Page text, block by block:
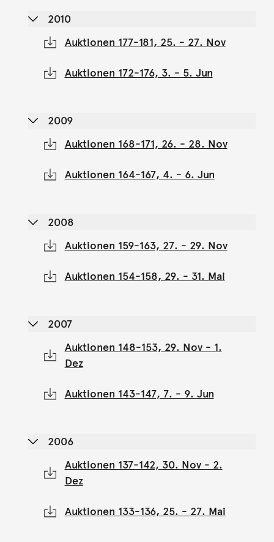
2010
Auktionen 177-181, 25. - 27. Nov
Auktionen 172-176, 3. - 5. Jun
2009
Auktionen 168-171, 26. - 28. Nov
Auktionen 164-167, 4. - 6. Jun
2008
Auktionen 159-163, 27. - 29. Nov
Auktionen 154-158, 29. - 31. Mai
2007
Auktionen 148-153, 29. Nov - 1.
Dez
Auktionen 143-147, 7. - 9. Jun
2006
Auktionen 137-142, 30. Nov - 2.
Dez
Auktionen 133-136, 25. - 27. Mai